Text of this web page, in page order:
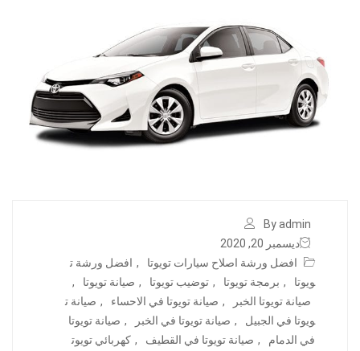
By admin
ديسمبر 20, 2020
افضل ورشة اصلاح سيارات تويوتا
, افضل ورشة ت
ويوتا
, برمجة تويوتا , توضيب تويوتا , صيانة تويوتا
,
صيانة تويوتا الخبر
, صيانة تويوتا في الاحساء , صيانة ت
ويوتا في الجبيل
, صيانة تويوتا في الخبر , صيانة تويوتا
في الدمام
, صيانة تويوتا في القطيف , كهربائي تويوت